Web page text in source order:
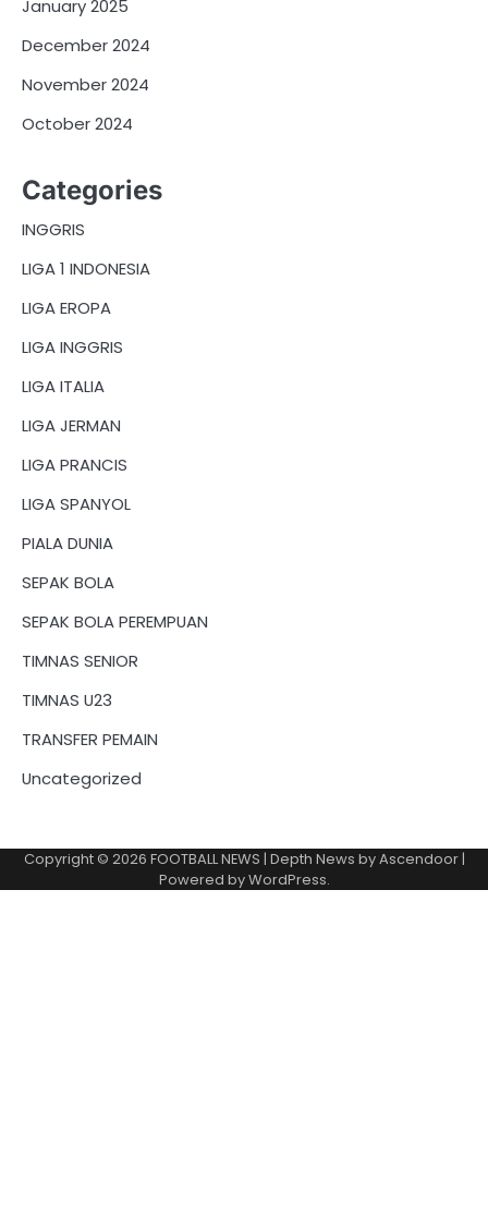
January 2025
December 2024
November 2024
October 2024
Categories
INGGRIS
LIGA 1 INDONESIA
LIGA EROPA
LIGA INGGRIS
LIGA ITALIA
LIGA JERMAN
LIGA PRANCIS
LIGA SPANYOL
PIALA DUNIA
SEPAK BOLA
SEPAK BOLA PEREMPUAN
TIMNAS SENIOR
TIMNAS U23
TRANSFER PEMAIN
Uncategorized
Copyright © 2026 FOOTBALL NEWS | Depth News byAscendoor|
Powered byWordPress.